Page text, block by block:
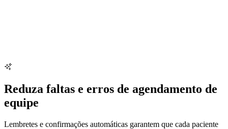
Reduza faltas e erros de agendamento de
equipe
Lembretes e confirmações automáticas garantem que cada paciente